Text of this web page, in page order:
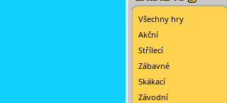
Všechny hry
Akční
Střílecí
Zábavné
Skákací
Závodní